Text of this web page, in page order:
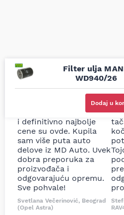
Filter ulja
WD940/26
Dodaj u
Uporedila sam sve
prodavnice auto delova
i definitivno najbolje
cene su ovde. Kupila
sam više puta auto
delove iz MD Auto. Uvek
dobra preporuka za
proizvođača i
odgovarajuću opremu.
Sve pohvale!
Svetlana Večerinović, Beograd
(Opel Astra)